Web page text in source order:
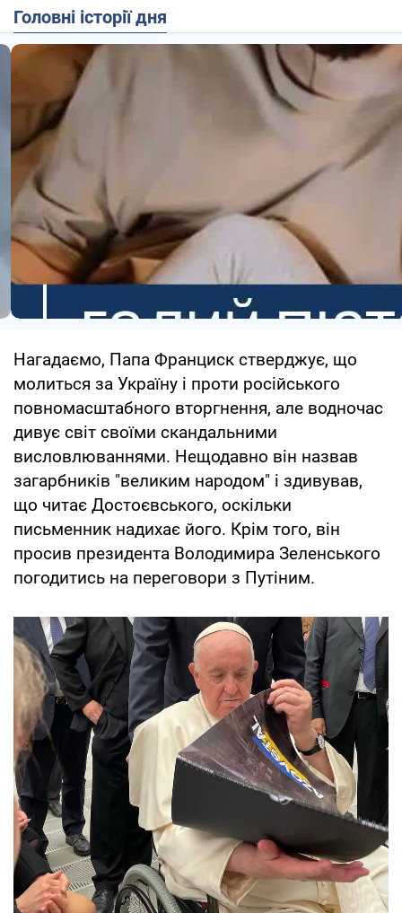
Головні історії дня
Нагадаємо, Папа Франциск стверджує, що
молиться за Україну і проти російського
повномасштабного вторгнення, але водночас
дивує світ своїми скандальними
висловлюваннями. Нещодавно він назвав
загарбників "великим народом" і здивував,
що читає Достоєвського, оскільки
письменник надихає його. Крім того, він
просив президента Володимира Зеленського
погодитись на переговори з Путіним.